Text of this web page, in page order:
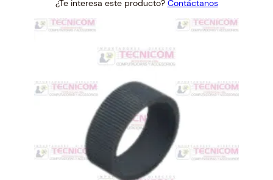
was: is:
¿Te interesa este producto? Contáctanos